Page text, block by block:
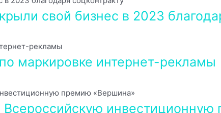
свой бизнес в 2023
маркировке интернет-рекламы
Всероссийскую